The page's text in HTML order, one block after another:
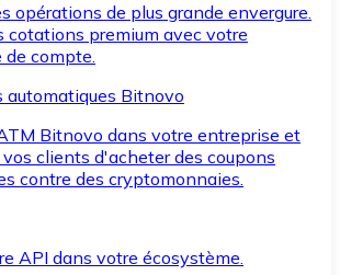
opérations de plus grande envergure.
cotations premium avec votre
compte.
automatiques Bitnovo
Bitnovo dans votre entreprise et
clients d'acheter des coupons
contre des cryptomonnaies.
API dans votre écosystème.